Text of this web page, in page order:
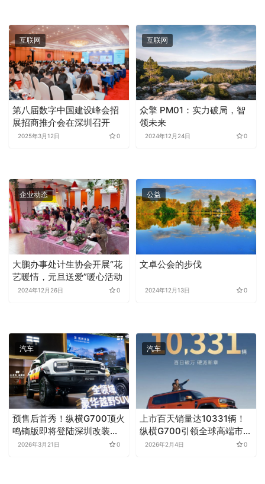
互联网
第八届数字中国建设峰会招
展招商推介会在深圳召开
2025年3月12日 0
互联网
众擎 PM01：实力破局，智
领未来
2024年12月24日 0
企业动态
大鹏办事处计生协会开展“花
艺暖情，元旦送爱”暖心活动
2024年12月26日 0
公益
文卓公会的步伐
2024年12月13日 0
汽车
预售后首秀！纵横G700顶火
鸣镝版即将登陆深圳改装车
展2026年3月21日 0
汽车
上市百天销量达10331辆！
纵横G700引领全球高端市场
突围
2026年2月4日 0